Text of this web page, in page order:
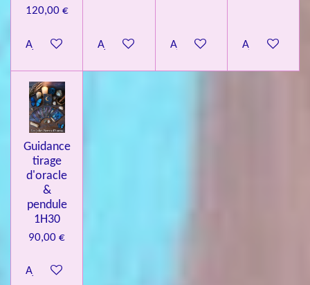
120,00 €
Ajouter au panierAjouter au panierAjouter au panierAjouter au
Guidance
tirage
d'oracle
&
pendule
1H30
90,00 €
Ajouter au panier